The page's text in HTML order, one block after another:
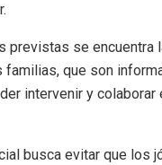
previstas se encuentra
familias, que son
intervenir y colaborar
busca evitar que los